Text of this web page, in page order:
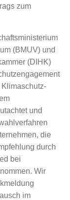
zum
(BMUV) und
(DIHK)
und
die
durch
bei
Wir
im